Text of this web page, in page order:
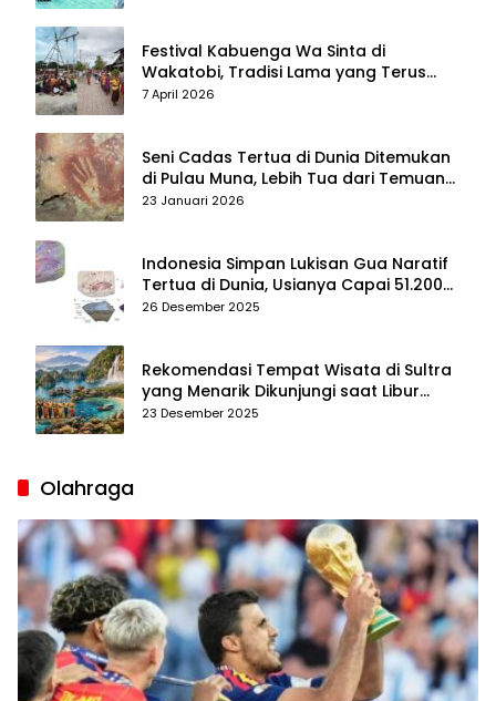
Festival Kabuenga Wa Sinta di
Wakatobi, Tradisi Lama yang Terus
Hidup dan Jadi Daya Tarik Wisata
7 April 2026
Seni Cadas Tertua di Dunia Ditemukan
di Pulau Muna, Lebih Tua dari Temuan
di Maros–Pangkep
23 Januari 2026
Indonesia Simpan Lukisan Gua Naratif
Tertua di Dunia, Usianya Capai 51.200
Tahun
26 Desember 2025
Rekomendasi Tempat Wisata di Sultra
yang Menarik Dikunjungi saat Libur
Tahun Baru 2026
23 Desember 2025
Olahraga